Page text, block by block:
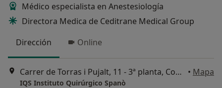
Médico especialista en Anestesiología
Directora Medica de Ceditrane Medical Group
Dirección
Online
Carrer de Torras i Pujalt, 11 - 3ª planta, Consulta 3.6 - 3.7, Barcelona • Mapa
IQS Instituto Quirúrgico Spanò